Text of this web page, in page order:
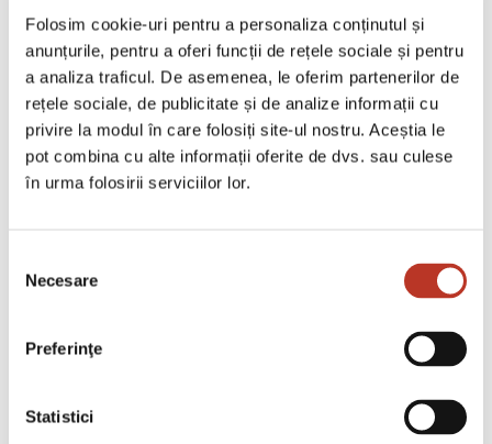
Folosim cookie-uri pentru a personaliza conținutul și
anunțurile, pentru a oferi funcții de rețele sociale și pentru
a analiza traficul. De asemenea, le oferim partenerilor de
rețele sociale, de publicitate și de analize informații cu
privire la modul în care folosiți site-ul nostru. Aceștia le
pot combina cu alte informații oferite de dvs. sau culese
în urma folosirii serviciilor lor.
consimțământului
Necesare
Preferinţe
Statistici
Top Rated Services
Ut ultrices ultrices enim. Curabitur sit amet
mauris. Morbin dui quis est pulvinar